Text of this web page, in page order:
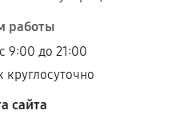
работы
9:00 до 21:00
круглосуточно
сайта